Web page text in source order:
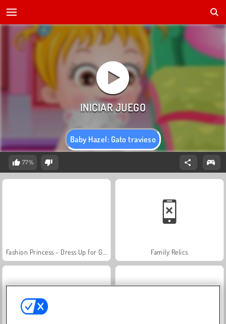
Baby Hazel: Gato travieso
77%
Family Relics